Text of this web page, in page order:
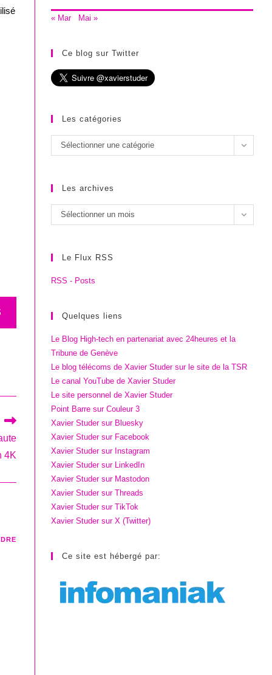
4K
« Mar Mai »
Ce blog sur Twitter
Les catégories
Les
catégories
Sélectionner une catégorie
Les archives
Les
archives
Sélectionner un mois
Le Flux RSS
RSS - Posts
Quelques liens
Le Blog High-tech en partenariat avec 24heures et la
Tribune de Genève
Le blog télécoms de Xavier Studer sur le site de la TSR
Le canal YouTube de Xavier Studer
Le site personnel de Xavier Studer
Point Barre sur Couleur 3
Xavier Studer sur Bluesky
Xavier Studer sur Facebook
Xavier Studer sur Instagram
Xavier Studer sur LinkedIn
Xavier Studer sur Mastodon
Xavier Studer sur Threads
Xavier Studer sur TikTok
Xavier Studer sur X (Twitter)
Ce site est hébergé par: